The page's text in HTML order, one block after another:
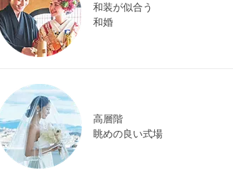
和装が似合う
和婚
高層階
眺めの良い式場